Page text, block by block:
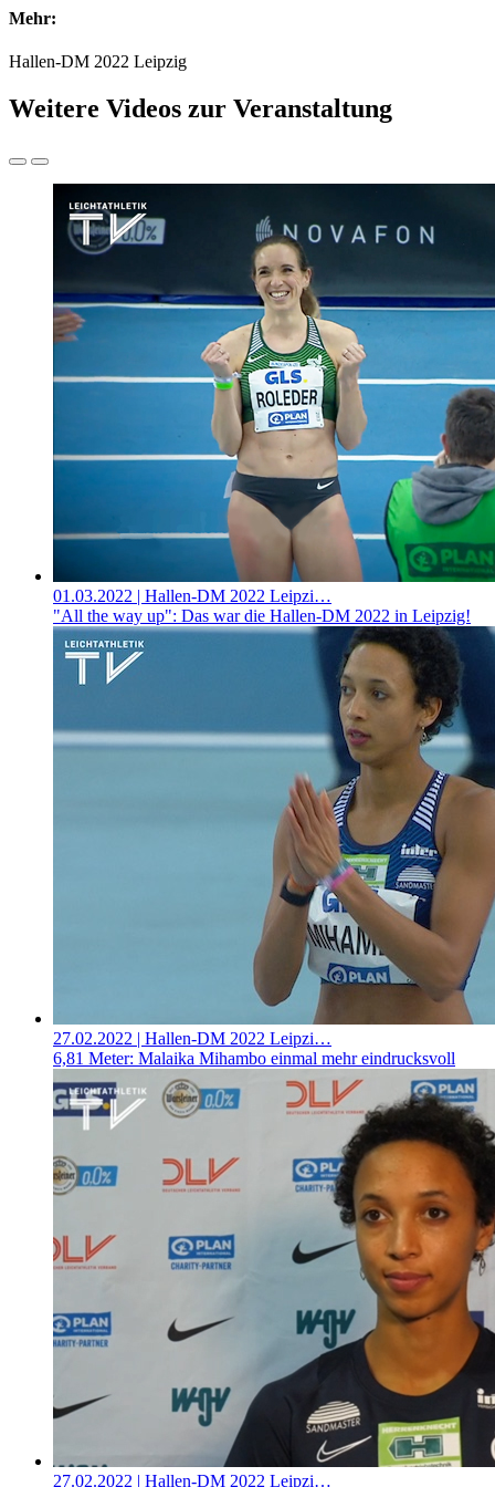
Mehr:
Hallen-DM 2022 Leipzig
Weitere Videos zur Veranstaltung
01.03.2022 | Hallen-DM 2022 Leipzi…
"All the way up": Das war die Hallen-DM 2022 in Leipzig!
27.02.2022 | Hallen-DM 2022 Leipzi…
6,81 Meter: Malaika Mihambo einmal mehr eindrucksvoll
27.02.2022 | Hallen-DM 2022 Leipzi…